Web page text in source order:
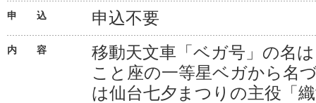
申 込 申込不要
内 容
移動天文車「ベガ号」の名
こと座の一等星ベガから名
は仙台七夕まつりの主役「